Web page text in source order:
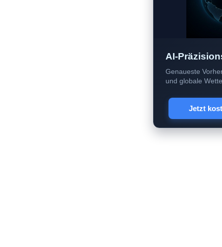
AI-
Genaueste
und globale
Jetzt